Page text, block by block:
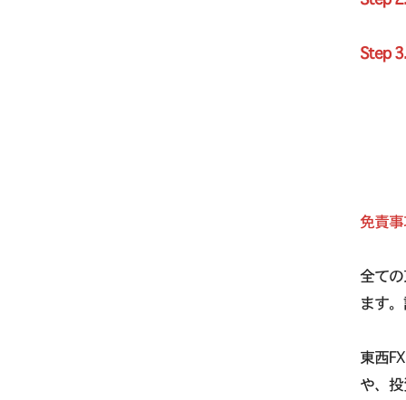
Step 3.
免責
全て
ます
東西
や、